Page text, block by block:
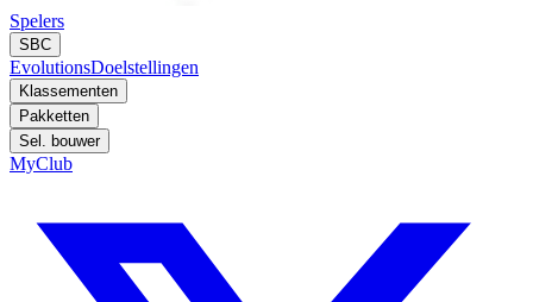
Spelers
SBC
EvolutionsDoelstellingen
Klassementen
Pakketten
Sel. bouwer
MyClub